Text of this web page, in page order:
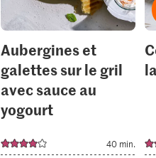
Aubergines et
galettes sur le gril
avec sauce au
yogourt
40 min.